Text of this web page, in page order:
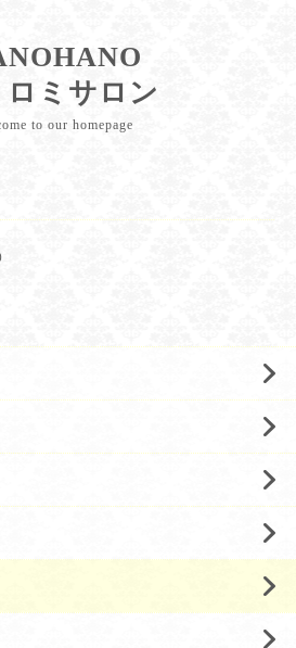
ロミサロン
to our homepage